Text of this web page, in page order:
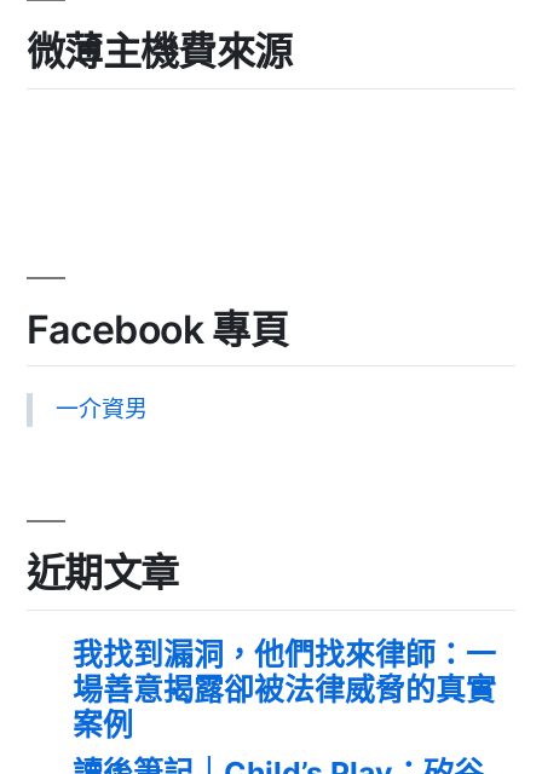
微薄主機費來源
Facebook 專頁
一介資男
近期文章
我找到漏洞，他們找來律師：一
場善意揭露卻被法律威脅的真實
案例